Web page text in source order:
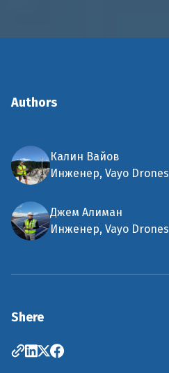
Authors
Калин Вайов
Инженер, Vayo Drones
Джем Алиман
Инженер, Vayo Drones
Shere